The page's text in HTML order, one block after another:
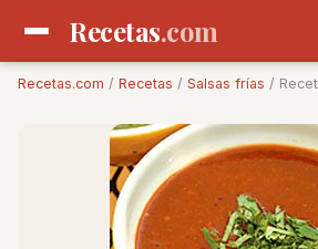
Recetas.com
Recetas.com / Recetas / Salsas frías /